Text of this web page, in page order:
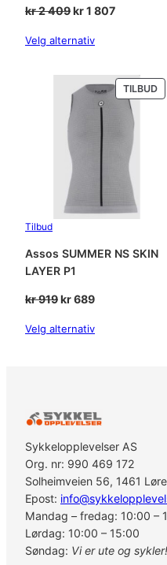
kr2 409Opprinnelig
var:
409.
kr1 807
807.
Velg alternativ
TILBUD
PÅ
Tilbud
Assos SUMMER NS SKIN
LAYER P1
kr919Opprinnelig
var:
kr689Nåværende
er:
Velg alternativ
Sykkelopplevelser AS
Org. nr: 990 469 172
Solheimveien 56, 1461
Epost:
Mandag – fredag: 10:00 –
Lørdag: 10:00 – 15:00
Søndag: Vi er ute og sykler!